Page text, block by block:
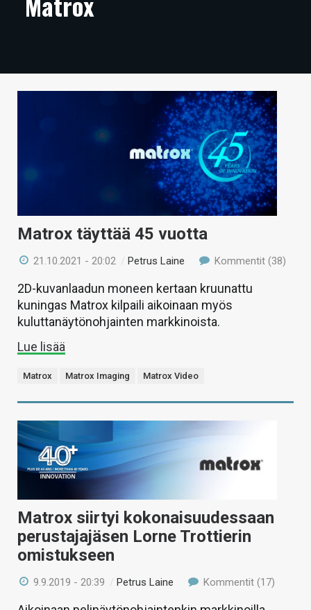
ARTIKKELIT
TECHBBS
HAKU
Matrox täyttää 45 vuotta
21.10.2021 - 20:02 /Petrus Laine Kommentit (38)
2D-kuvanlaadun moneen kertaan kruunattu
kuningas Matrox kilpaili aikoinaan myös
kuluttanäytönohjainten markkinoista.
Lue lisää
Matrox Matrox Imaging Matrox Video
Matrox siirtyi kokonaisuudessaan
perustajajäsen Lorne Trottierin
omistukseen
9.9.2019 - 20:39 /Petrus Laine Kommentit (17)